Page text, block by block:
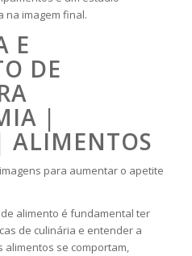
na imagem final.
E
DE
|
ALIMENTOS
para aumentar o apetite
alimento é fundamental ter
de culinária e entender a
alimentos se comportam,